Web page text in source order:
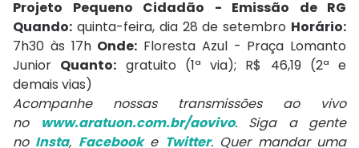
Projeto Pequeno Cidadão - Emissão de RG
Quando: quinta-feira, dia 28 de setembro Horário:
7h30 às 17h Onde: Floresta Azul - Praça Lomanto
Junior Quanto: gratuito (1ª via); R$ 46,19 (2ª e
demais vias)
Acompanhe nossas transmissões ao vivo
no
www.aratuon.com.br/aovivo. Siga a gente
no Insta, Facebooke Twitter. Quer mandar uma